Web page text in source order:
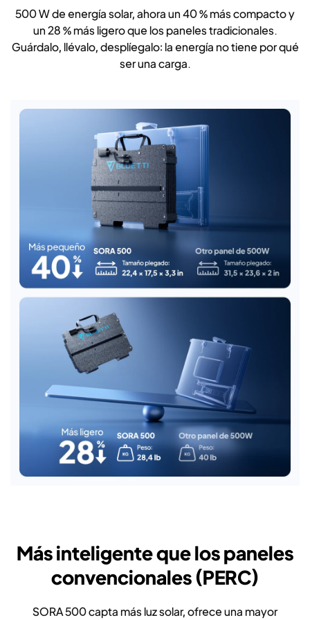
500 W de energía solar, ahora un 40 % más compacto y
un 28 % más ligero que los paneles tradicionales.
Guárdalo, llévalo, desplíegalo: la energía no tiene por qué
ser una carga.
Más inteligente que los paneles
convencionales (PERC)
SORA 500 capta más luz solar, ofrece una mayor